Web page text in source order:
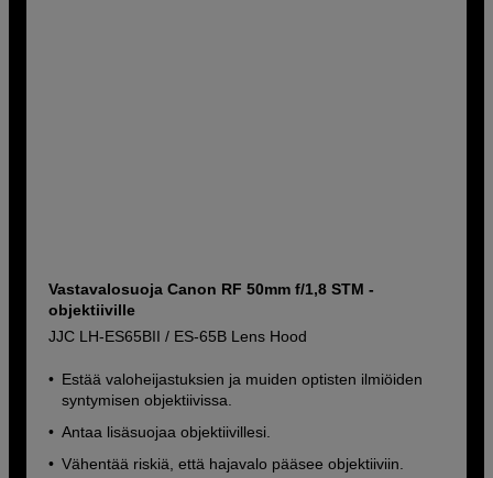
Vastavalosuoja Canon RF 50mm f/1,8 STM -
objektiiville
JJC LH-ES65BII / ES-65B Lens Hood
Estää valoheijastuksien ja muiden optisten ilmiöiden
syntymisen objektiivissa.
Antaa lisäsuojaa objektiivillesi.
Vähentää riskiä, että hajavalo pääsee objektiiviin.